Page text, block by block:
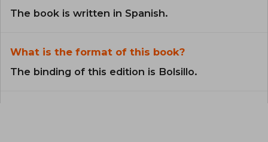
The book is written in Spanish.
What is the format of this book?
The binding of this edition is Bolsillo.